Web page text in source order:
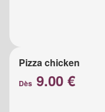
Pizza chicken
Dès 9.00 €